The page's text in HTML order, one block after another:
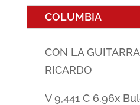
COLUMBIA
CON LA
RICARDO
V 9,441 C 6.96x